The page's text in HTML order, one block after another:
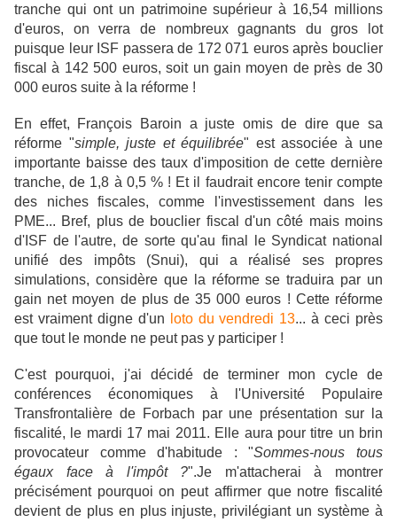
tranche qui ont un patrimoine supérieur à 16,54 millions
d'euros, on verra de nombreux gagnants du gros lot
puisque leur ISF passera de 172 071 euros après bouclier
fiscal à 142 500 euros, soit un gain moyen de près de 30
000 euros suite à la réforme !
En effet, François Baroin a juste omis de dire que sa
réforme "simple, juste et équilibrée" est associée à une
importante baisse des taux d'imposition de cette dernière
tranche, de 1,8 à 0,5 % ! Et il faudrait encore tenir compte
des niches fiscales, comme l'investissement dans les
PME... Bref, plus de bouclier fiscal d'un côté mais moins
d'ISF de l'autre, de sorte qu'au final le Syndicat national
unifié des impôts (Snui), qui a réalisé ses propres
simulations, considère que la réforme se traduira par un
gain net moyen de plus de 35 000 euros ! Cette réforme
est vraiment digne d'un
loto du vendredi 13... à ceci près
que tout le monde ne peut pas y participer !
C'est pourquoi, j'ai décidé de terminer mon cycle de
conférences économiques à l'Université Populaire
Transfrontalière de Forbach par une présentation sur la
fiscalité, le mardi 17 mai 2011. Elle aura pour titre un brin
provocateur comme d'habitude : "Sommes-nous tous
égaux face à l'impôt ?".Je m'attacherai à montrer
précisément pourquoi on peut affirmer que notre fiscalité
devient de plus en plus injuste, privilégiant un système à